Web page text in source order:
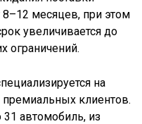
8–12 месяцев, при этом
увеличивается до
ограничений.
на
клиентов.
автомобиль, из